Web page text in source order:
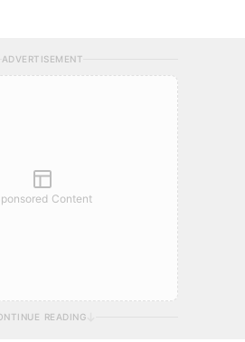
ADVERTISEMENT
Content
READING